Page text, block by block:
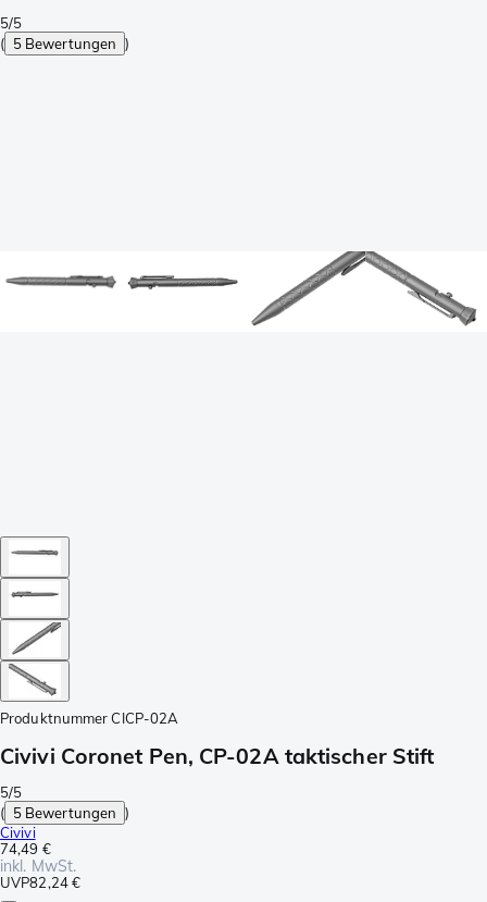
5/5
( 5 Bewertungen )
Produktnummer CICP-02A
Civivi Coronet Pen, CP-02A taktischer Stift
5/5
( 5 Bewertungen )
Civivi
74,49 €
inkl. MwSt.
UVP82,24 €